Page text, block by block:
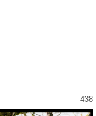
438